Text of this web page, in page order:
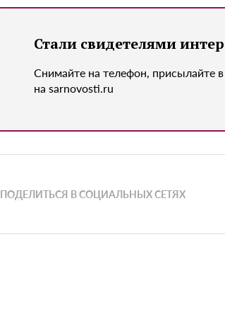
Стали свидетелями
Снимайте на телефон, присылайте
на sarnovosti.ru
ПОДЕЛИТЬСЯ В СОЦИАЛЬНЫХ СЕТЯХ